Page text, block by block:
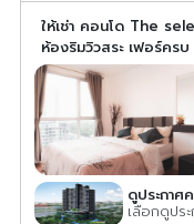
ให้เช่า คอนโด The
ห้องริมวิวสระ เฟอร์คร
ดูประกาศ
เลือกดูปร